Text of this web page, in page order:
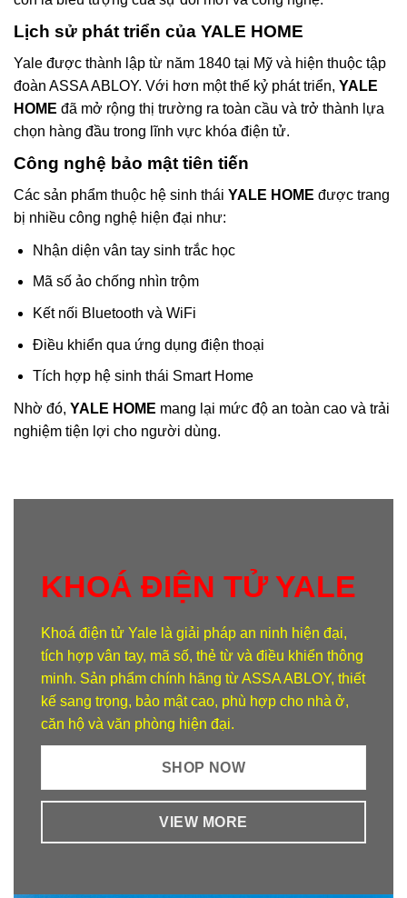
Lịch sử phát triển của YALE HOME
Yale được thành lập từ năm 1840 tại Mỹ và hiện thuộc tập
đoàn ASSA ABLOY. Với hơn một thế kỷ phát triển, YALE
HOME đã mở rộng thị trường ra toàn cầu và trở thành lựa
chọn hàng đầu trong lĩnh vực khóa điện tử.
Công nghệ bảo mật tiên tiến
Các sản phẩm thuộc hệ sinh thái YALE HOME được trang
bị nhiều công nghệ hiện đại như:
Nhận diện vân tay sinh trắc học
Mã số ảo chống nhìn trộm
Kết nối Bluetooth và WiFi
Điều khiển qua ứng dụng điện thoại
Tích hợp hệ sinh thái Smart Home
Nhờ đó, YALE HOME mang lại mức độ an toàn cao và trải
nghiệm tiện lợi cho người dùng.
KHOÁ ĐIỆN TỬ YALE
Khoá điện tử Yalelà giải pháp an ninh hiện đại,
tích hợp vân tay, mã số, thẻ từ và điều khiển thông
minh. Sản phẩm chính hãng từ ASSA ABLOY, thiết
kế sang trọng, bảo mật cao, phù hợp cho nhà ở,
căn hộ và văn phòng hiện đại.
SHOP NOW
VIEW MORE